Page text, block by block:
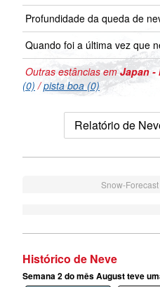
Profundidade da queda de
Quando foi a última vez que
Outras estâncias emJapan -
(0) /pista boa (0)
Relatório de
Snow-
Histórico de Neve
Semana 2 do mês August teve